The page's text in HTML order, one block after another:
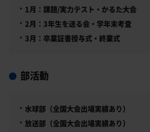
1月：課題/実力テスト・かるた大会
2月：3年生を送る会・学年末考査
3月：卒業証書授与式・終業式
部活動
水球部（全国大会出場実績あり）
放送部（全国大会出場実績あり）